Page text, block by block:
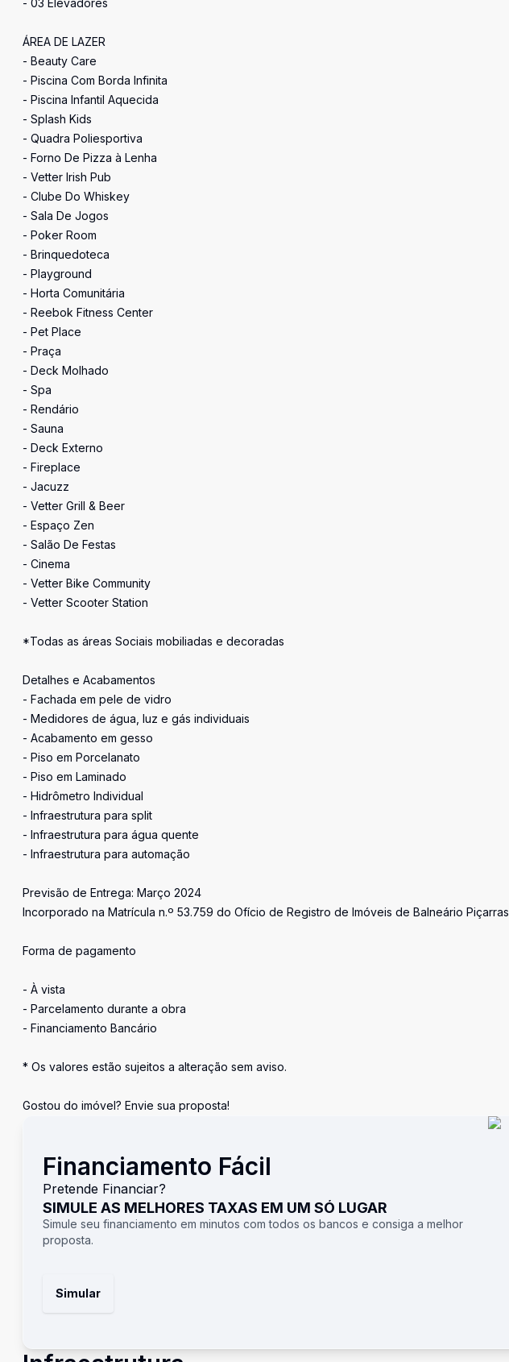
- 03 Elevadores
ÁREA DE LAZER
- Beauty Care
- Piscina Com Borda Infinita
- Piscina Infantil Aquecida
- Splash Kids
- Quadra Poliesportiva
- Forno De Pizza à Lenha
- Vetter Irish Pub
- Clube Do Whiskey
- Sala De Jogos
- Poker Room
- Brinquedoteca
- Playground
- Horta Comunitária
- Reebok Fitness Center
- Pet Place
- Praça
- Deck Molhado
- Spa
- Rendário
- Sauna
- Deck Externo
- Fireplace
- Jacuzz
- Vetter Grill & Beer
- Espaço Zen
- Salão De Festas
- Cinema
- Vetter Bike Community
- Vetter Scooter Station
*Todas as áreas Sociais mobiliadas e decoradas
Detalhes e Acabamentos
- Fachada em pele de vidro
- Medidores de água, luz e gás individuais
- Acabamento em gesso
- Piso em Porcelanato
- Piso em Laminado
- Hidrômetro Individual
- Infraestrutura para split
- Infraestrutura para água quente
- Infraestrutura para automação
Previsão de Entrega: Março 2024
Incorporado na Matrícula n.º 53.759 do Ofício de Registro de Imóveis de Balneário Piçarras
Forma de pagamento
- À vista
- Parcelamento durante a obra
- Financiamento Bancário
* Os valores estão sujeitos a alteração sem aviso.
Gostou do imóvel? Envie sua proposta!
Financiamento Fácil
Pretende Financiar?
SIMULE AS MELHORES TAXAS EM UM SÓ LUGAR
Simule seu financiamento em minutos com todos os bancos e consiga a melhor
proposta.
Simular